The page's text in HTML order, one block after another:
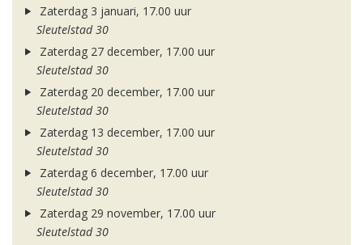
Zaterdag 3 januari, 17.00 uur
Sleutelstad 30
Zaterdag 27 december, 17.00 uur
Sleutelstad 30
Zaterdag 20 december, 17.00 uur
Sleutelstad 30
Zaterdag 13 december, 17.00 uur
Sleutelstad 30
Zaterdag 6 december, 17.00 uur
Sleutelstad 30
Zaterdag 29 november, 17.00 uur
Sleutelstad 30